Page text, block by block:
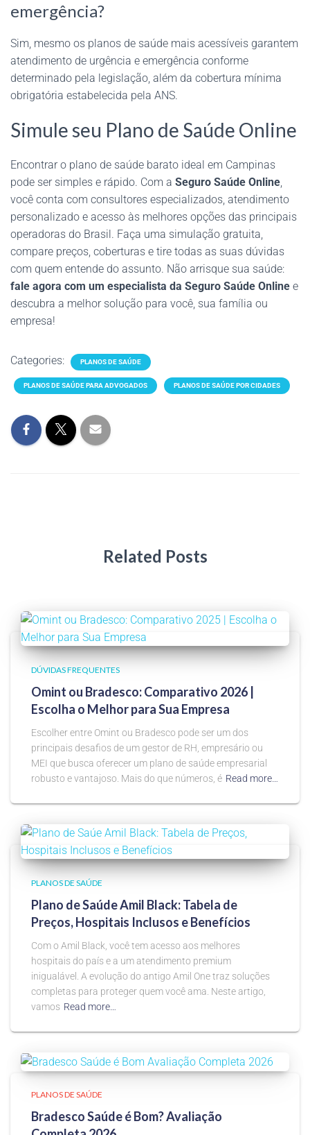
emergência?
Sim, mesmo os planos de saúde mais acessíveis garantem
atendimento de urgência e emergência conforme
determinado pela legislação, além da cobertura mínima
obrigatória estabelecida pela ANS.
Simule seu Plano de Saúde Online
Encontrar o plano de saúde barato ideal em Campinas
pode ser simples e rápido. Com a Seguro Saúde Online,
você conta com consultores especializados, atendimento
personalizado e acesso às melhores opções das principais
operadoras do Brasil. Faça uma simulação gratuita,
compare preços, coberturas e tire todas as suas dúvidas
com quem entende do assunto. Não arrisque sua saúde:
fale agora com um especialista da Seguro Saúde Online e
descubra a melhor solução para você, sua família ou
empresa!
Categories: PLANOS DE SAÚDE
PLANOS DE SAÚDE PARA ADVOGADOS PLANOS DE SAÚDE POR CIDADES
Related Posts
DÚVIDAS FREQUENTES
Omint ou Bradesco: Comparativo 2026 |
Escolha o Melhor para Sua Empresa
Escolher entre Omint ou Bradesco pode ser um dos
principais desafios de um gestor de RH, empresário ou
MEI que busca oferecer um plano de saúde empresarial
robusto e vantajoso. Mais do que números, é Read more…
PLANOS DE SAÚDE
Plano de Saúde Amil Black: Tabela de
Preços, Hospitais Inclusos e Benefícios
Com o Amil Black, você tem acesso aos melhores
hospitais do país e a um atendimento premium
inigualável. A evolução do antigo Amil One traz soluções
completas para proteger quem você ama. Neste artigo,
vamos Read more…
PLANOS DE SAÚDE
Bradesco Saúde é Bom? Avaliação